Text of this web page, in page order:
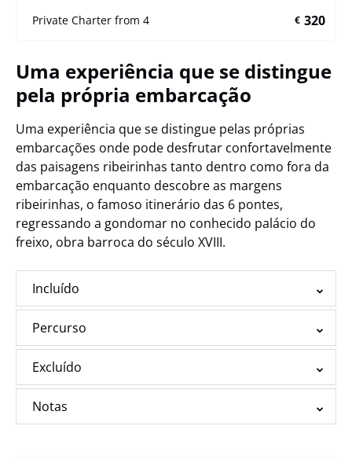
Private Charter from 4 € 320
Uma experiência que se distingue
pela própria embarcação
Uma experiência que se distingue pelas próprias
embarcações onde pode desfrutar confortavelmente
das paisagens ribeirinhas tanto dentro como fora da
embarcação enquanto descobre as margens
ribeirinhas, o famoso itinerário das 6 pontes,
regressando a gondomar no conhecido palácio do
freixo, obra barroca do século XVIII.
Incluído
Percurso
Excluído
Notas